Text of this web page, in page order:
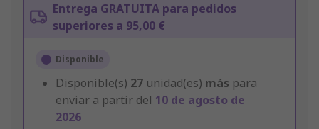
Entrega GRATUITA para pedidos
superiores a 95,00 €
Disponible
Disponible(s) 27 unidad(es) más para
enviar a partir del 10 de agosto de
2026